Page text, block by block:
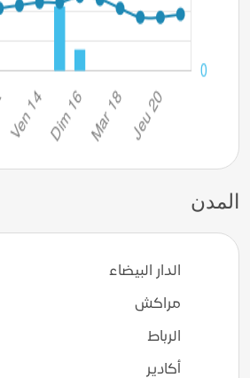
المدن
الدار البيضاء
مراكش
الرباط
أكادير